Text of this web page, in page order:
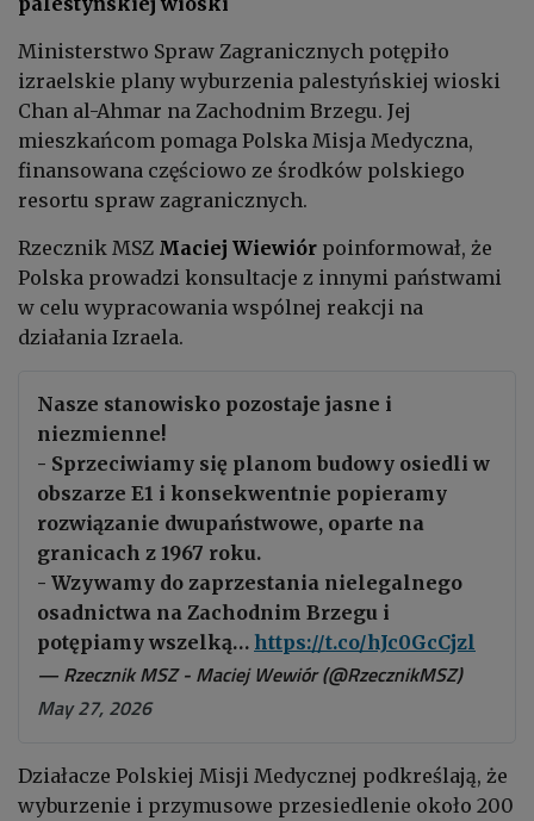
Ministerstwo Spraw Zagranicznych potępiło
izraelskie plany wyburzenia palestyńskiej wioski
Chan al-Ahmar na Zachodnim Brzegu. Jej
mieszkańcom pomaga Polska Misja Medyczna,
finansowana częściowo ze środków polskiego
resortu spraw zagranicznych.
Rzecznik MSZ Maciej Wiewiór poinformował, że
Polska prowadzi konsultacje z innymi państwami
w celu wypracowania wspólnej reakcji na
działania Izraela.
Nasze stanowisko pozostaje jasne i
niezmienne!
- Sprzeciwiamy się planom budowy osiedli w
obszarze E1 i konsekwentnie popieramy
rozwiązanie dwupaństwowe, oparte na
granicach z 1967 roku.
- Wzywamy do zaprzestania nielegalnego
osadnictwa na Zachodnim Brzegu i
potępiamy wszelką… https://t.co/hJc0GcCjzl
— Rzecznik MSZ - Maciej Wewiór (@RzecznikMSZ)
May 27, 2026
Działacze Polskiej Misji Medycznej podkreślają, że
wyburzenie i przymusowe przesiedlenie około 200